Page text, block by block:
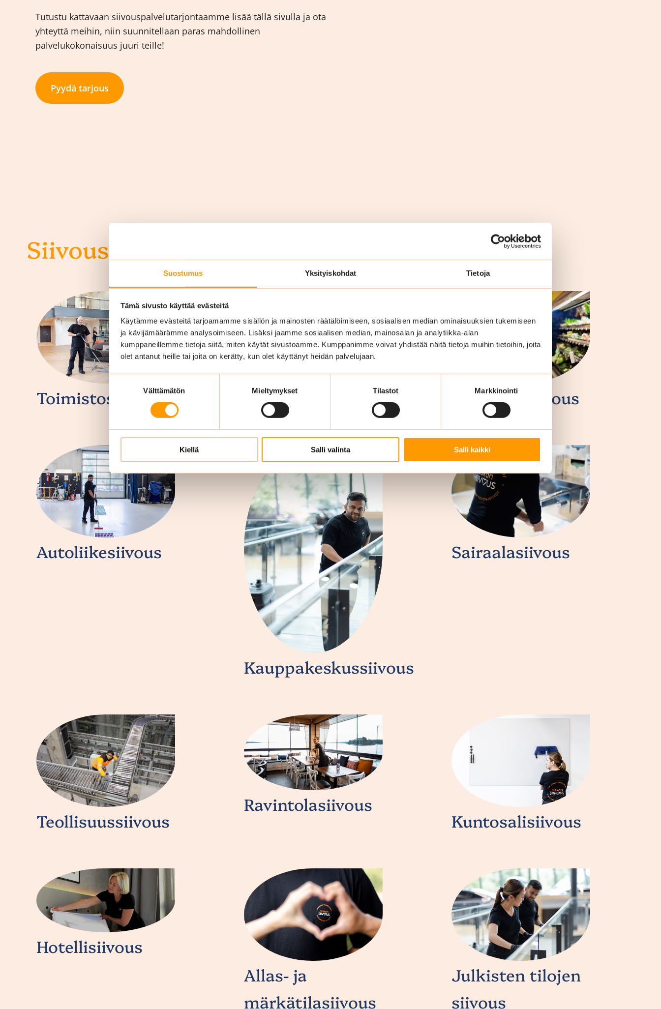
Suostumus Yksityiskohdat Tietoja
Tämä sivusto käyttää evästeitä
Käytämme evästeitä tarjoamamme sisällön ja mainosten räätälöimiseen, sosiaalisen median ominaisuuksien tukemiseen
ja kävijämäärämme analysoimiseen. Lisäksi jaamme sosiaalisen median, mainosalan ja analytiikka-alan
kumppaneillemme tietoja siitä, miten käytät sivustoamme. Kumppanimme voivat yhdistää näitä tietoja muihin tietoihin, joita
olet antanut heille tai joita on kerätty, kun olet käyttänyt heidän palvelujaan.
Välttämätön Mieltymykset Tilastot Markkinointi
Kiellä Salli valinta Salli kaikki
Tutustu kattavaan siivouspalvelutarjontaamme lisää tällä sivulla ja ota
yhteyttä meihin, niin suunnitellaan paras mahdollinen
palvelukokonaisuus juuri teille!
Pyydä tarjous
Siivouspalvelut yrityksille Porissa
Toimistosiivous Porrassiivous Myymäläsiivous
Autoliikesiivous
Kauppakeskussiivous
Sairaalasiivous
Teollisuussiivous
Ravintolasiivous
Kuntosalisiivous
Hotellisiivous
Allas- ja
märkätilasiivous
Julkisten tilojen
siivous